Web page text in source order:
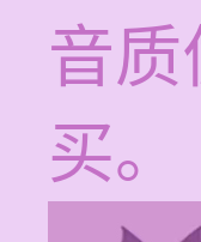
音
买。